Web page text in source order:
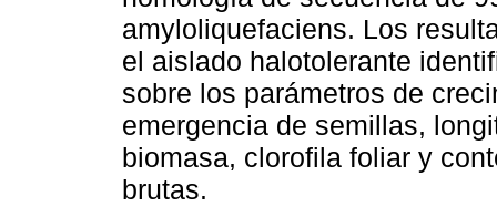
amyloliquefaciens. Los
el aislado halotolerante
sobre los parámetros de
emergencia de semillas,
biomasa, clorofila foliar y
brutas.